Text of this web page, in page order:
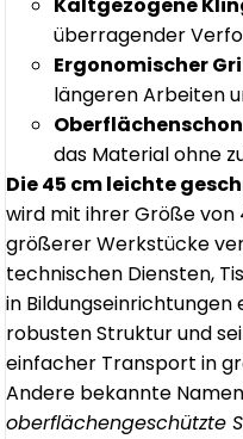
überragender
Ergonomischer
längeren Arbeiten
das Material ohne
Die 45 cm leichte
wird mit ihrer Größe von
größerer Werkstücke
technischen Diensten,
in Bildungseinrichtungen
robusten Struktur und
einfacher Transport in
Andere bekannte
oberflächengeschützte